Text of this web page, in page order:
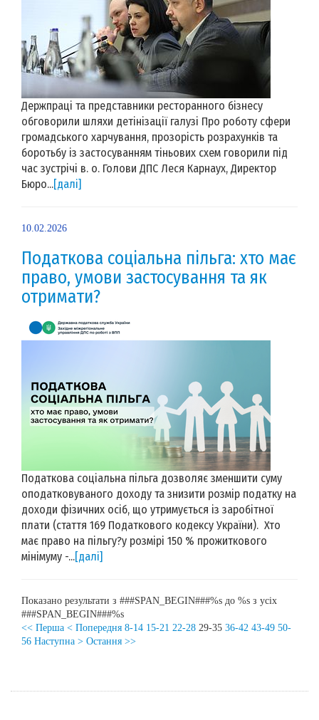
Держпраці та представники ресторанного бізнесу
обговорили шляхи детінізації галузі Про роботу сфери
громадського харчування, прозорість розрахунків та
боротьбу із застосуванням тіньових схем говорили під
час зустрічі в. о. Голови ДПС Леся Карнаух, Директор
Бюро...[далі]
10.02.2026
Податкова соціальна пільга: хто має
право, умови застосування та як
отримати?
Податкова соціальна пільга дозволяє зменшити суму
оподатковуваного доходу та знизити розмір податку на
доходи фізичних осіб, що утримується із заробітної
плати (стаття 169 Податкового кодексу України). Хто
має право на пільгу?у розмірі 150 % прожиткового
мінімуму -...[далі]
Показано результати з ###SPAN_BEGIN###%s до %s з усіх
###SPAN_BEGIN###%s
<< Перша < Попередня 8-14 15-21 22-28 29-35 36-42 43-49 50-
56 Наступна > Остання >>